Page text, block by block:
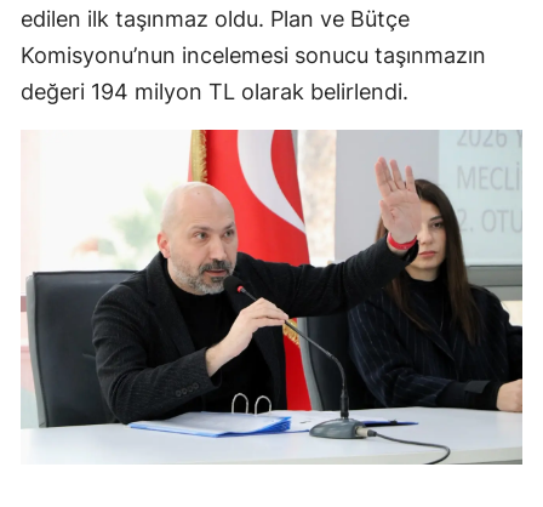
edilen ilk taşınmaz oldu. Plan ve Bütçe
Komisyonu’nun incelemesi sonucu taşınmazın
değeri 194 milyon TL olarak belirlendi.